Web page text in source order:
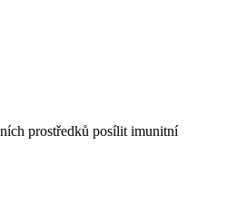
prostředků posílit imunitní